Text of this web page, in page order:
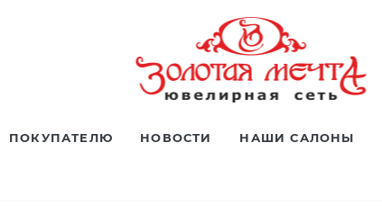
ПОКУПАТЕЛЮ НОВОСТИ НАШИ САЛОНЫ